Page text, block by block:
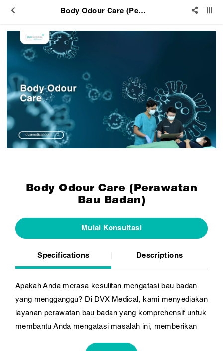
Body Odour Care (Perawatan Bau Badan)
Body Odour Care (Perawatan
Bau Badan)
Mulai Konsultasi
Specifications Descriptions
Apakah Anda merasa kesulitan mengatasi bau badan
yang mengganggu? Di DVX Medical, kami menyediakan
layanan perawatan bau badan yang komprehensif untuk
membantu Anda mengatasi masalah ini, memberikan